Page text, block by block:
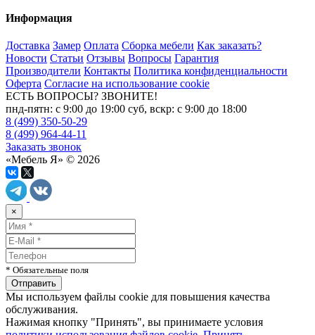
Информация
Доставка Замер Оплата Сборка мебели Как заказать?
Новости Статьи Отзывы Вопросы Гарантия
Производители Контакты Политика конфиденциальности
Оферта Согласие на использование cookie
ЕСТЬ ВОПРОСЫ? ЗВОНИТЕ!
пнд-пятн: с 9:00 до 19:00 суб, вскр: с 9:00 до 18:00
8 (499) 350-50-29
8 (499) 964-44-11
Заказать звонок
«Мебель Я» © 2026
×
* Обязательные поля
Мы используем файлы cookie для повышения качества
обслуживания.
Нажимая кнопку "Принять", вы принимаете условия